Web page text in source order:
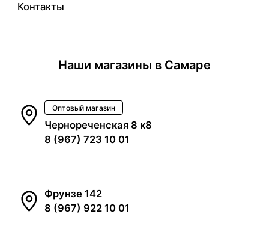
Контакты
Наши магазины в Самаре
Оптовый магазин
Чернореченская 8 к8
8 (967) 723 10 01
Фрунзе 142
8 (967) 922 10 01